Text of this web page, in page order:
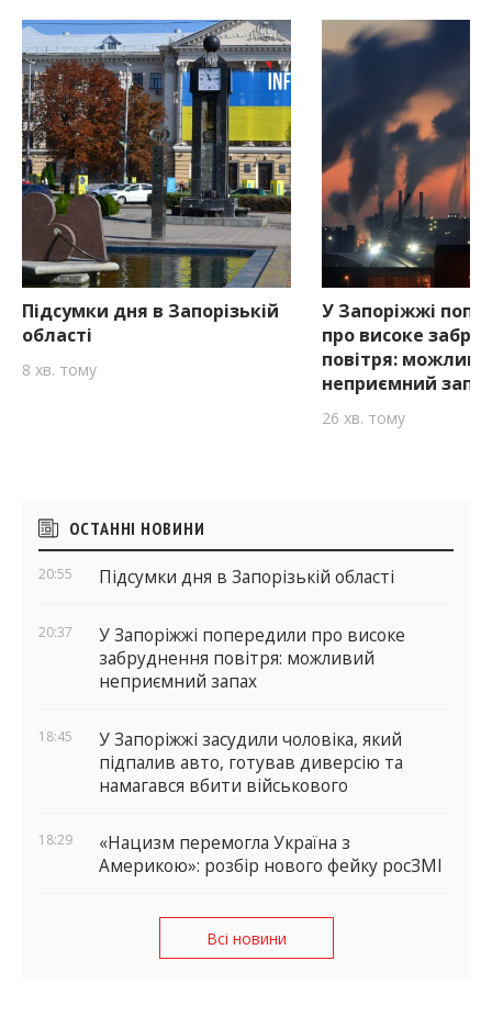
Підсумки дня в Запорізькій
області
8 хв. тому
У Запоріжжі
про високе
повітря:
неприємний
26 хв. тому
Бічні
віджети
ОСТАННІ НОВИНИ
20:55 Підсумки дня в Запорізькій області
20:37
У Запоріжжі попередили про високе
забруднення повітря: можливий
неприємний запах
18:45
У Запоріжжі засудили чоловіка, який
підпалив авто, готував диверсію та
намагався вбити військового
18:29
«Нацизм перемогла Україна з
Америкою»: розбір нового фейку росЗМІ
Всі новини